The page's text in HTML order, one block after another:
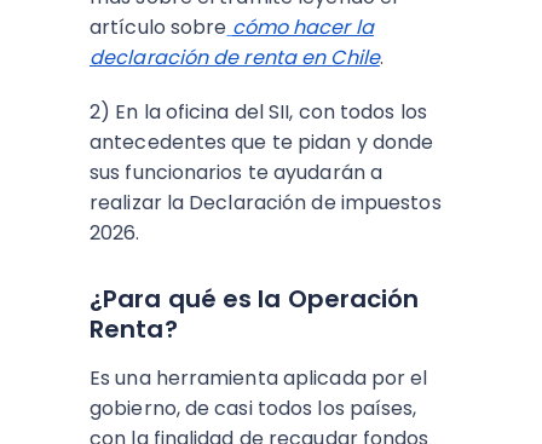
artículo sobre cómo hacer la
declaración de renta en Chile.
2) En la oficina del SII, con todos los
antecedentes que te pidan y donde
sus funcionarios te ayudarán a
realizar la Declaración de impuestos
2026.
¿Para qué es la Operación
Renta?
Es una herramienta aplicada por el
gobierno, de casi todos los países,
con la finalidad de recaudar fondos